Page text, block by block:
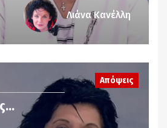
Λιάνα Κανέλλη
Απόψεις